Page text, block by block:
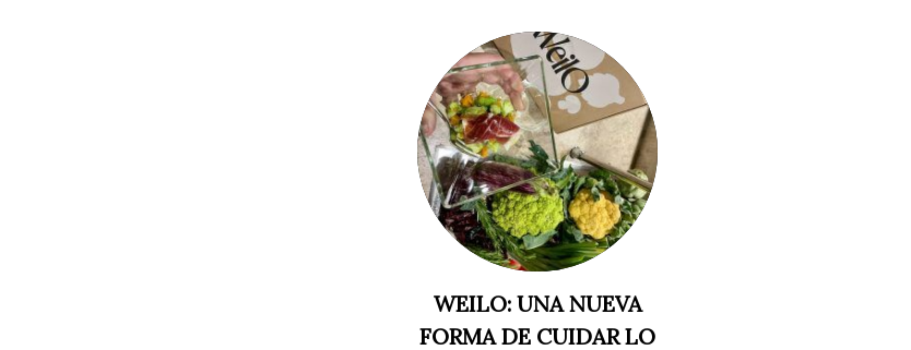
WEILO: UNA NUEVA
FORMA DE CUIDAR LO